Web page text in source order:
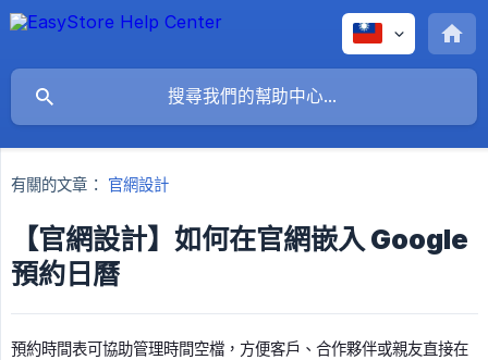
有關的文章： 官網設計
【官網設計】如何在官網嵌入 Google
預約日曆
預約時間表可協助管理時間空檔，方便客戶、合作夥伴或親友直接在